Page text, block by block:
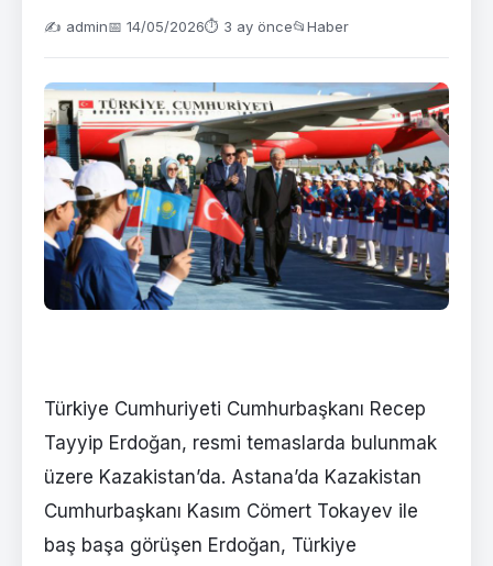
✍️ admin📅 14/05/2026⏱ 3 ay önce📂Haber
Türkiye Cumhuriyeti Cumhurbaşkanı Recep
Tayyip Erdoğan, resmi temaslarda bulunmak
üzere Kazakistan’da. Astana’da Kazakistan
Cumhurbaşkanı Kasım Cömert Tokayev ile
baş başa görüşen Erdoğan, Türkiye